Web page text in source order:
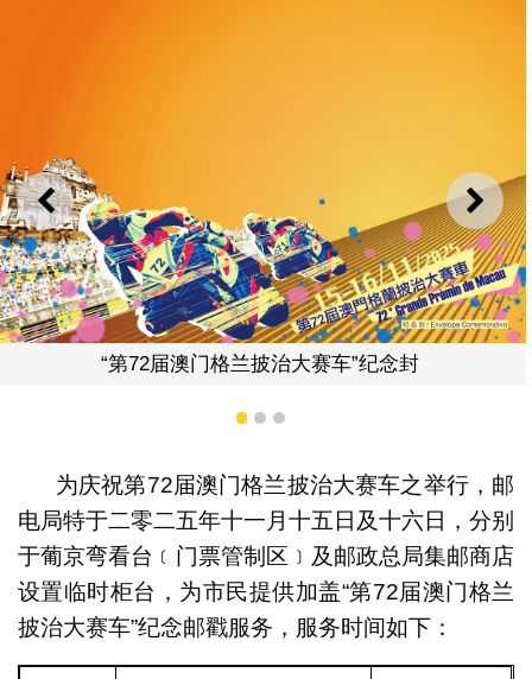
上一则 下一
披治大赛车”纪念封 “第72届澳门
1 2 3
为庆祝第72届澳门格兰披治大赛车之举行，邮
电局特于二零二五年十一月十五日及十六日，分别
于葡京弯看台﹝门票管制区﹞及邮政总局集邮商店
设置临时柜台，为市民提供加盖“第72届澳门格兰
披治大赛车”纪念邮戳服务，服务时间如下：